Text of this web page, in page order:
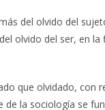
del olvido del
olvido del ser, en
que olvidado, con
de la sociología se